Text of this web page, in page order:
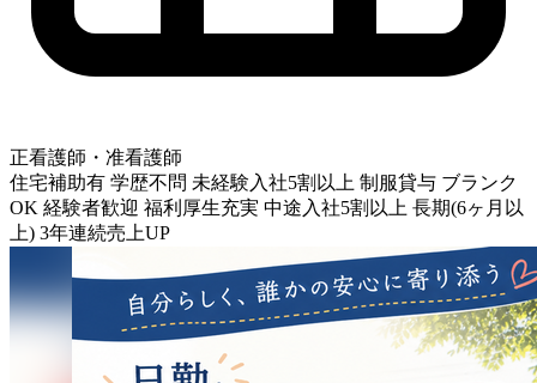
正看護師・准看護師
住宅補助有 学歴不問 未経験入社5割以上 制服貸与 ブランク
OK 経験者歓迎 福利厚生充実 中途入社5割以上 長期(6ヶ月以
上) 3年連続売上UP